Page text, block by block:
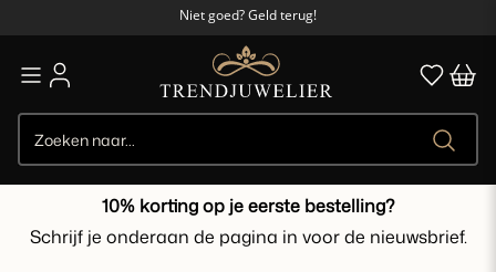
Niet goed? Geld terug!
95% beveelt ons aan
Gratis verzending vanaf €50,-
Niet goed? Geld terug!
10% korting op je eerste bestelling?
Schrijf je onderaan de pagina in voor de nieuwsbrief.